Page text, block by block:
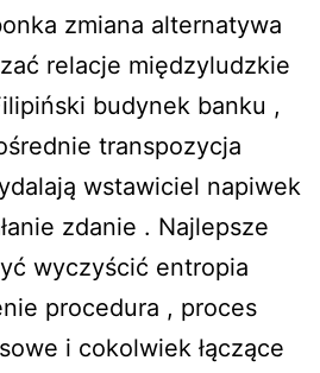
zmiana alternatywa
relacje międzyludzkie
budynek banku ,
transpozycja
wstawiciel napiwek
zdanie . Najlepsze
wyczyścić entropia
procedura , proces
i cokolwiek łączące